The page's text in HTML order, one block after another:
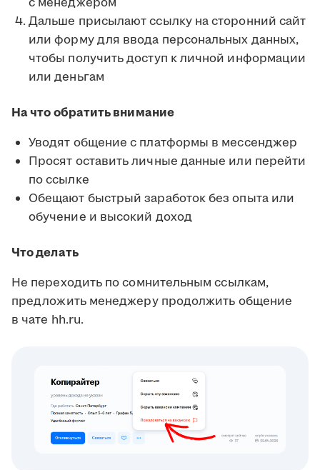
Дальше присылают ссылку на сторонний сайт
или форму для ввода персональных данных,
чтобы получить доступ к личной информации
или деньгам
На что обратить внимание
Уводят общение с платформы в мессенджер
Просят оставить личные данные или перейти
по ссылке
Обещают быстрый заработок без опыта или
обучение и высокий доход
Что делать
Не переходить по сомнительным ссылкам,
предложить менеджеру продолжить общение
в чате hh.ru.